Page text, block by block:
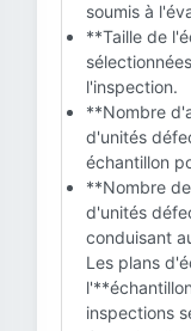
soumis à
**Taille de
l'inspection.
**Nombre
d'unités
échantillon
**Nombre
d'unités
conduisant
Les plans
inspections